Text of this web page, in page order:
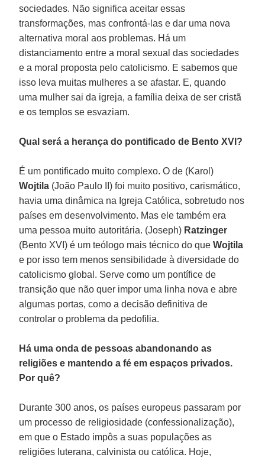
sociedades. Não significa aceitar essas
transformações, mas confrontá-las e dar uma nova
alternativa moral aos problemas. Há um
distanciamento entre a moral sexual das sociedades
e a moral proposta pelo catolicismo. E sabemos que
isso leva muitas mulheres a se afastar. E, quando
uma mulher sai da igreja, a família deixa de ser cristã
e os templos se esvaziam.
Qual será a herança do pontificado de Bento XVI?
É um pontificado muito complexo. O de (Karol)
Wojtila (João Paulo II) foi muito positivo, carismático,
havia uma dinâmica na Igreja Católica, sobretudo nos
países em desenvolvimento. Mas ele também era
uma pessoa muito autoritária. (Joseph) Ratzinger
(Bento XVI) é um teólogo mais técnico do queWojtila
e por isso tem menos sensibilidade à diversidade do
catolicismo global. Serve como um pontífice de
transição que não quer impor uma linha nova e abre
algumas portas, como a decisão definitiva de
controlar o problema da pedofilia.
Há uma onda de pessoas abandonando as
religiões e mantendo a fé em espaços privados.
Por quê?
Durante 300 anos, os países europeus passaram por
um processo de religiosidade (confessionalização),
em que o Estado impôs a suas populações as
religiões luterana, calvinista ou católica. Hoje,